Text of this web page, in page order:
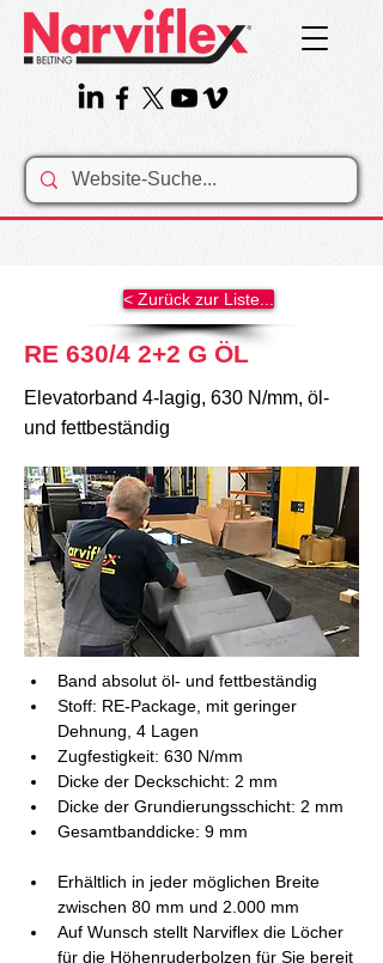
< Zurück zur Liste...
RE 630/4 2+2 G ÖL
Elevatorband 4-lagig, 630 N/mm, öl-
und fettbeständig
Band absolut öl- und fettbeständig
Stoff: RE-Package, mit geringer
Dehnung, 4 Lagen
Zugfestigkeit: 630 N/mm
Dicke der Deckschicht: 2 mm
Dicke der Grundierungsschicht: 2 mm
Gesamtbanddicke: 9 mm
Erhältlich in jeder möglichen Breite
zwischen 80 mm und 2.000 mm
Auf Wunsch stellt Narviflex die Löcher
für die Höhenruderbolzen für Sie bereit